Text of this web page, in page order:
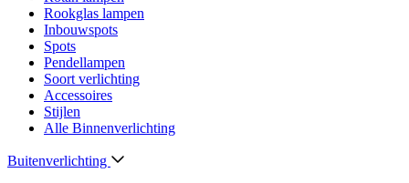
Rookglas lampen
Inbouwspots
Spots
Pendellampen
Soort verlichting
Accessoires
Stijlen
Alle Binnenverlichting
Buitenverlichting